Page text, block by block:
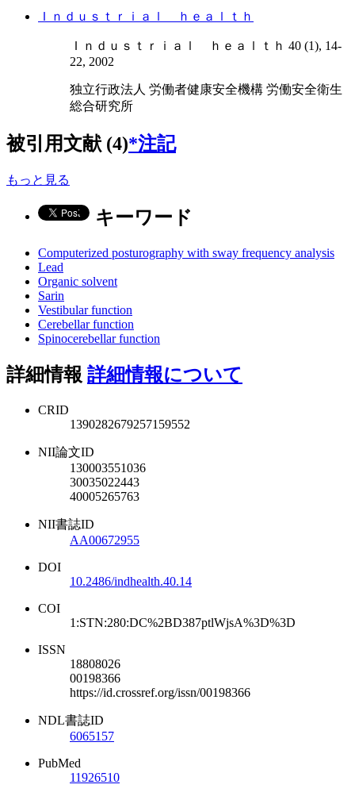
Ｉｎｄｕｓｔｒｉａｌ ｈｅａｌｔｈ
Ｉｎｄｕｓｔｒｉａｌ ｈｅａｌｔｈ 40 (1), 14-
22, 2002
独立行政法人 労働者健康安全機構 労働安全衛生
総合研究所
被引用文献 (4)*注記
もっと見る
キーワード
Computerized posturography with sway frequency analysis
Lead
Organic solvent
Sarin
Vestibular function
Cerebellar function
Spinocerebellar function
詳細情報 詳細情報について
CRID
1390282679257159552
NII論文ID
130003551036
30035022443
40005265763
NII書誌ID
AA00672955
DOI
10.2486/indhealth.40.14
COI
1:STN:280:DC%2BD387ptlWjsA%3D%3D
ISSN
18808026
00198366
https://id.crossref.org/issn/00198366
NDL書誌ID
6065157
PubMed
11926510